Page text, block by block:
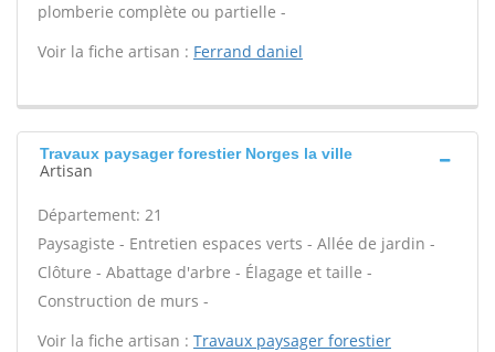
plomberie complète ou partielle -
Voir la fiche artisan : Ferrand daniel
Travaux paysager forestier Norges la ville
Artisan
Département: 21
Paysagiste - Entretien espaces verts - Allée de jardin -
Clôture - Abattage d'arbre - Élagage et taille -
Construction de murs -
Voir la fiche artisan : Travaux paysager forestier